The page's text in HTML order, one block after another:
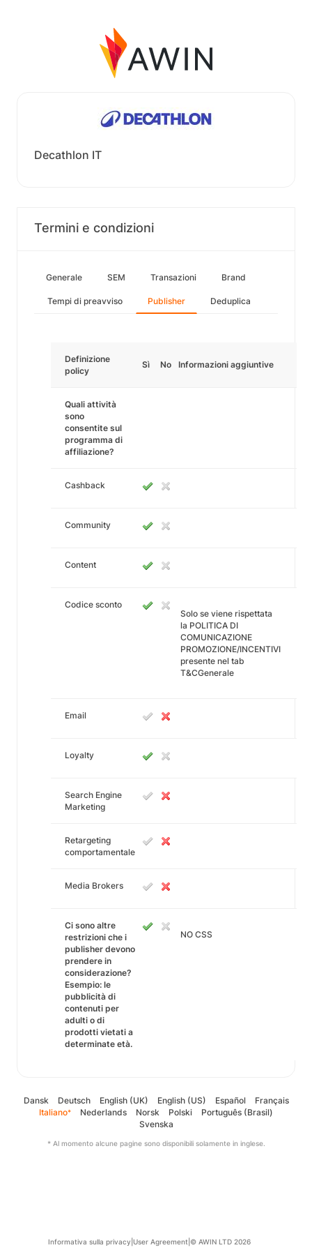
Decathlon IT
Termini e condizioni
Generale SEM Transazioni Brand
Tempi di preavviso Publisher Deduplica
Definizione
policy
Sì No Informazioni aggiuntive
Quali attività
sono
consentite sul
programma di
affiliazione?
Cashback
Community
Content
Codice sconto
Solo se viene rispettata
la POLITICA DI
COMUNICAZIONE
PROMOZIONE/INCENTIVI
presente nel tab
T&CGenerale
Email
Loyalty
Search Engine
Marketing
Retargeting
comportamentale
Media Brokers
Ci sono altre
restrizioni che i
publisher devono
prendere in
considerazione?
Esempio: le
pubblicità di
contenuti per
adulti o di
prodotti vietati a
determinate età.
NO CSS
Dansk Deutsch English (UK) English (US) Español
Français
Italiano* Nederlands Norsk Polski
Português (Brasil)
Svenska
* Al momento alcune pagine sono disponibili solamente in inglese.
Informativa sulla privacy User Agreement © AWIN LTD 2026